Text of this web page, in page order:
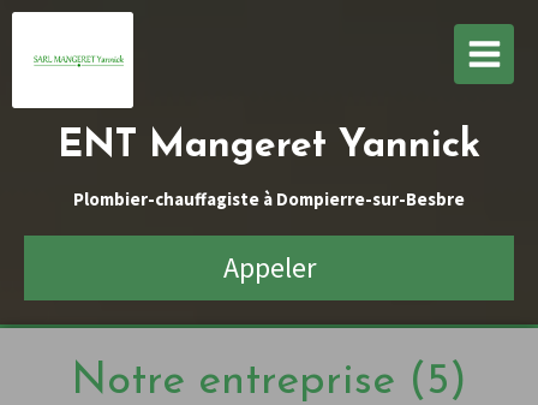
ENT Mangeret Yannick
Plombier-chauffagiste à Dompierre-sur-Besbre
Appeler
Notre entreprise (5)